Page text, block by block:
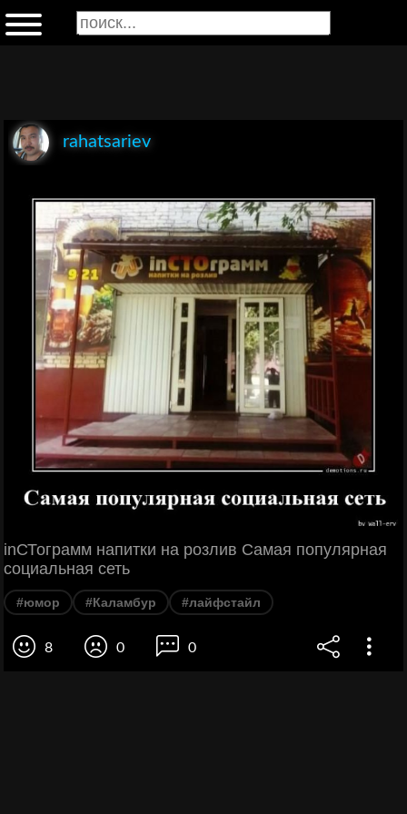
rahatsariev
inСТограмм напитки на розлив Самая популярная
социальная сеть
#юмор #Каламбур #лайфстайл
8 0 0